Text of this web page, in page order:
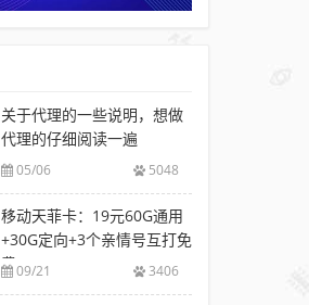
关于代理的一些说明，想做
代理的仔细阅读一遍
05/06 5048
移动天菲卡：19元60G通用
+30G定向+3个亲情号互打免
费09/21 3406